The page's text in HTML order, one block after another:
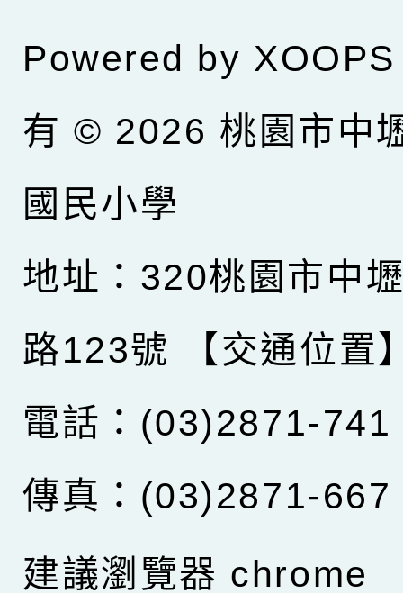
Powered by XOOPS
有 © 2026 桃園市中
國民小學
地址：320桃園市中
路123號
【交通位置
電話：(03)2871-741
傳真：(03)2871-667
建議瀏覽器 chrome